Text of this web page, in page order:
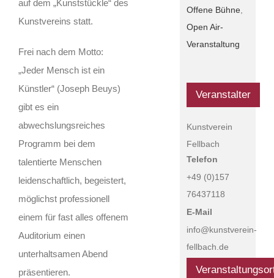
auf dem „Kunststückle“ des
Kunstvereins statt.
Frei nach dem Motto:
„Jeder Mensch ist ein
Künstler“ (Joseph Beuys)
gibt es ein
abwechslungsreiches
Programm bei dem
talentierte Menschen
leidenschaftlich, begeistert,
möglichst professionell
einem für fast alles offenem
Auditorium einen
unterhaltsamen Abend
präsentieren.
Offene Bühne
Open Air-
Veranstaltung
Veranstalter
Kunstverein
Fellbach
Telefon
+49 (0)157
76437118
E-Mail
info@kunstverein-
fellbach.de